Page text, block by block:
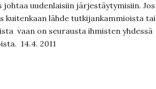
johtaa uudenlaisiin järjestäytymisiin. Jos
kuitenkaan lähde tutkijankammioista tai
vaan on seurausta ihmisten yhdessä
14.4. 2011